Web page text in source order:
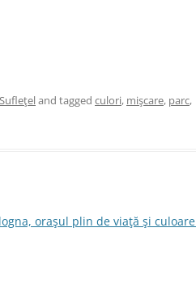
Sufleţeland tagged culori, mişcare, parc,
oraşul plin de viaţă şi culoare